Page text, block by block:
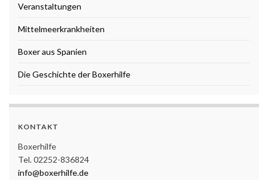
Veranstaltungen
Mittelmeerkrankheiten
Boxer aus Spanien
Die Geschichte der Boxerhilfe
KONTAKT
Boxerhilfe
Tel. 02252-836824
info@boxerhilfe.de